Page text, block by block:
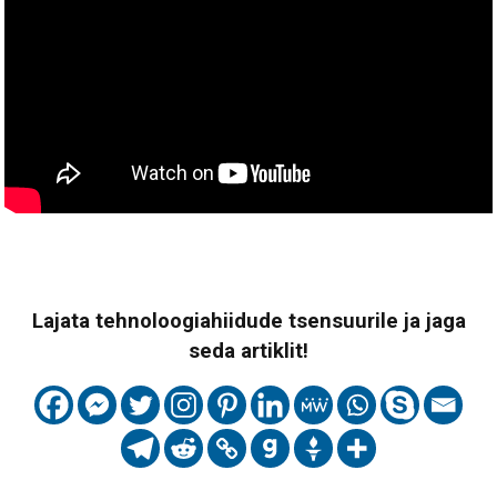
Lajata tehnoloogiahiidude tsensuurile ja jaga
seda artiklit!